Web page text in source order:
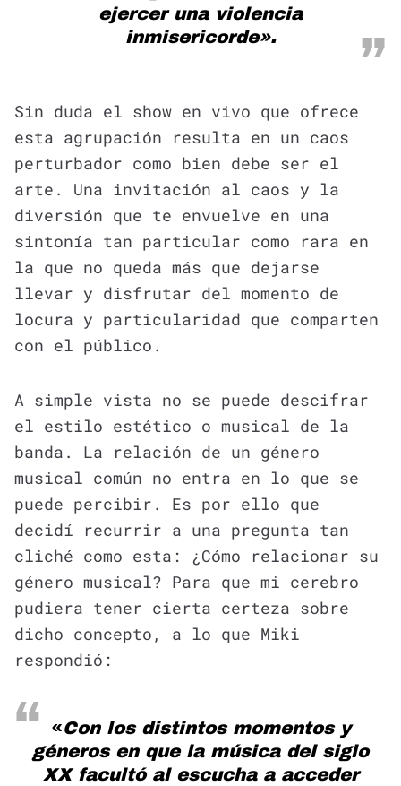
ejercer una violencia
inmisericorde».
Sin duda el show en vivo que ofrece
esta agrupación resulta en un caos
perturbador como bien debe ser el
arte. Una invitación al caos y la
diversión que te envuelve en una
sintonía tan particular como rara en
la que no queda más que dejarse
llevar y disfrutar del momento de
locura y particularidad que comparten
con el público.
A simple vista no se puede descifrar
el estilo estético o musical de la
banda. La relación de un género
musical común no entra en lo que se
puede percibir. Es por ello que
decidí recurrir a una pregunta tan
cliché como esta: ¿Cómo relacionar su
género musical? Para que mi cerebro
pudiera tener cierta certeza sobre
dicho concepto, a lo que Miki
respondió:
«Con los distintos momentos y
géneros en que la música del siglo
XX facultó al escucha a acceder